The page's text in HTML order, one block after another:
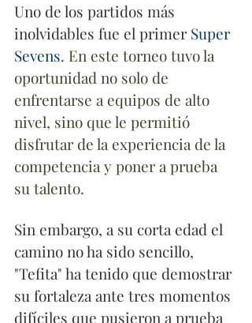
Uno de los partidos más
inolvidables fue el primer Super
Sevens. En este torneo tuvo la
oportunidad no solo de
enfrentarse a equipos de alto
nivel, sino que le permitió
disfrutar de la experiencia de la
competencia y poner a prueba
su talento.
Sin embargo, a su corta edad el
camino no ha sido sencillo,
"Tefita" ha tenido que demostrar
su fortaleza ante tres momentos
difíciles que pusieron a prueba